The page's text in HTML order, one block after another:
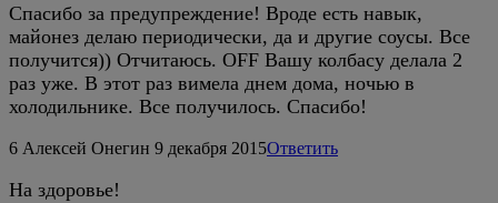
Спасибо за предупреждение! Вроде есть навык,
майонез делаю периодически, да и другие соусы. Все
получится)) Отчитаюсь. OFF Вашу колбасу делала 2
раз уже. В этот раз вимела днем дома, ночью в
холодильнике. Все получилось. Спасибо!
6 Алексей Онегин 9 декабря 2015Ответить
На здоровье!